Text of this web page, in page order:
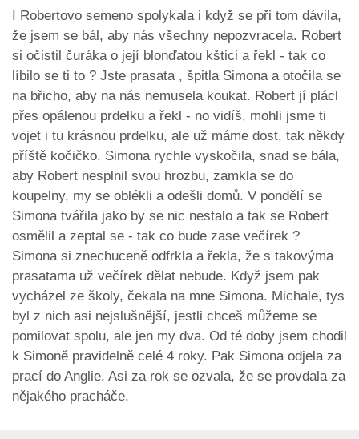
I Robertovo semeno spolykala i když se při tom dávila,
že jsem se bál, aby nás všechny nepozvracela. Robert
si očistil čuráka o její blonďatou kštici a řekl - tak co
líbilo se ti to ? Jste prasata , špitla Simona a otočila se
na břicho, aby na nás nemusela koukat. Robert jí plácl
přes opálenou prdelku a řekl - no vidíš, mohli jsme ti
vojet i tu krásnou prdelku, ale už máme dost, tak někdy
příště kočičko. Simona rychle vyskočila, snad se bála,
aby Robert nesplnil svou hrozbu, zamkla se do
koupelny, my se oblékli a odešli domů. V pondělí se
Simona tvářila jako by se nic nestalo a tak se Robert
osmělil a zeptal se - tak co bude zase večírek ?
Simona si znechuceně odfrkla a řekla, že s takovýma
prasatama už večírek dělat nebude. Když jsem pak
vycházel ze školy, čekala na mne Simona. Michale, tys
byl z nich asi nejslušnější, jestli chceš můžeme se
pomilovat spolu, ale jen my dva. Od té doby jsem chodil
k Simoně pravidelně celé 4 roky. Pak Simona odjela za
prací do Anglie. Asi za rok se ozvala, že se provdala za
nějakého pracháče.